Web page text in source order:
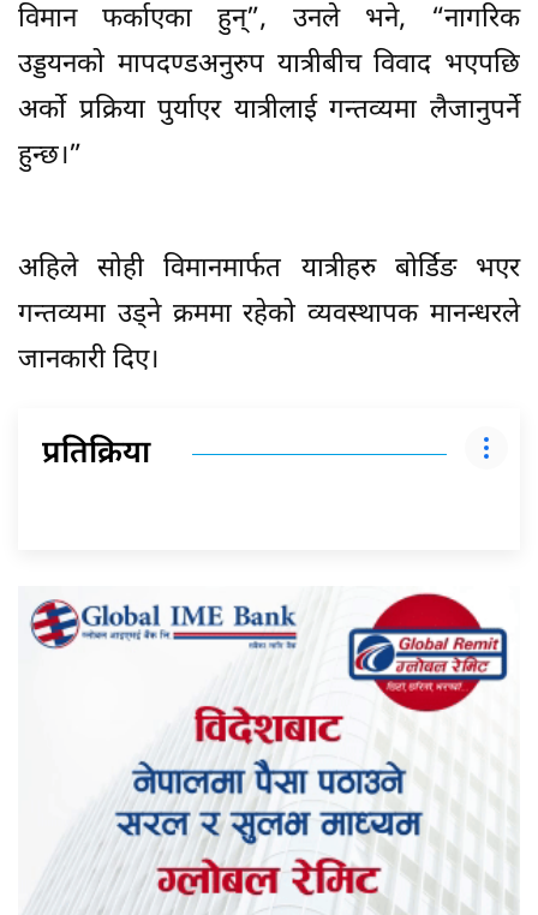
विमान फर्काएका हुन्”, उनले भने, “नागरिक
उड्डयनको मापदण्डअनुरुप यात्रीबीच विवाद भएपछि
अर्को प्रक्रिया पुर्याएर यात्रीलाई गन्तव्यमा लैजानुपर्ने
हुन्छ।”
अहिले सोही विमानमार्फत यात्रीहरु बोर्डिङ भएर
गन्तव्यमा उड्ने क्रममा रहेको व्यवस्थापक मानन्धरले
जानकारी दिए।
प्रतिक्रिया